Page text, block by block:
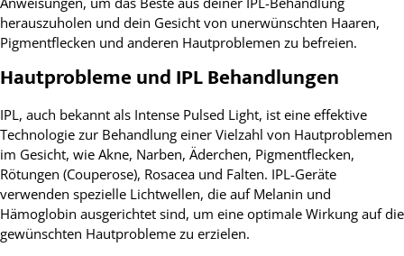
herauszuholen und dein Gesicht von unerwünschten Haaren,
Pigmentflecken und anderen Hautproblemen zu befreien.
Hautprobleme und IPL Behandlungen
IPL, auch bekannt als Intense Pulsed Light, ist eine effektive
Technologie zur Behandlung einer Vielzahl von Hautproblemen
im Gesicht, wie Akne, Narben, Äderchen, Pigmentflecken,
Rötungen (Couperose), Rosacea und Falten. IPL-Geräte
verwenden spezielle Lichtwellen, die auf Melanin und
Hämoglobin ausgerichtet sind, um eine optimale Wirkung auf die
gewünschten Hautprobleme zu erzielen.